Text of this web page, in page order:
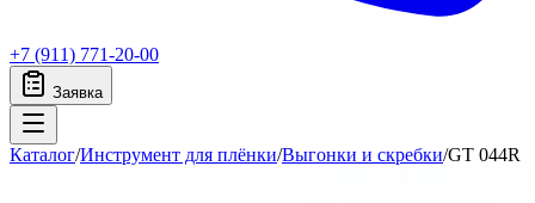
+7 (911) 771-20-00
Заявка
Каталог/Инструмент для плёнки/Выгонки и скребки/GT 044R